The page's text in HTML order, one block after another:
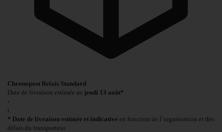
Chronopost Relais Standard
Date de livraison estimée au jeudi 13 août*
›
i
* Date de livraison estimée et indicative en fonction de l’organisation et des
délais du transporteur.